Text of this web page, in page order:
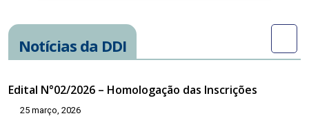
Notícias da DDI
Edital N°02/2026 – Homologação das Inscrições
25 março, 2026